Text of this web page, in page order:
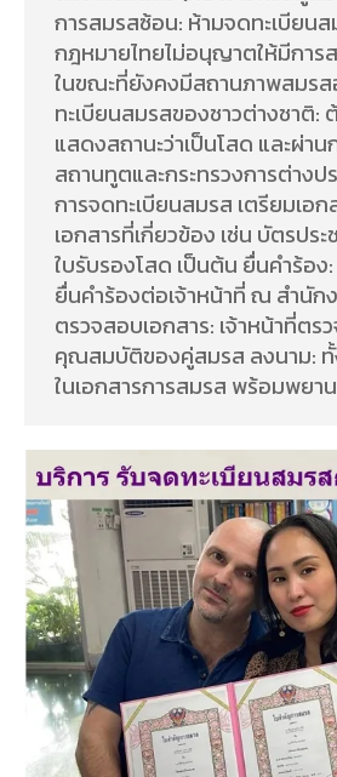
การสมรสซ้อน: ห้ามจดทะเบียนส
กฎหมายไทยไม่อนุญาตให้มีกา
ในขณะที่ยังคงมีสถานภาพสมร
ทะเบียนสมรสของชาวต่างชาติ:
แสดงสถานะว่าเป็นโสด และผ่าน
สถานทูตและกระทรวงการต่างป
การจดทะเบียนสมรส เตรียมเอ
เอกสารที่เกี่ยวข้อง เช่น บัตรปร
ใบรับรองโสด เป็นต้น ยื่นคำร้อ
ยื่นคำร้องต่อเจ้าหน้าที่ ณ สำนัก
ตรวจสอบเอกสาร: เจ้าหน้าที่ตร
คุณสมบัติของคู่สมรส ลงนาม:
ในเอกสารการสมรส พร้อมพยา